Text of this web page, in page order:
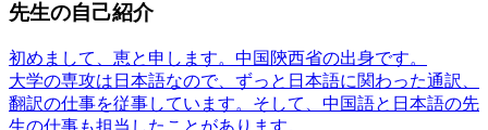
先生の自己紹介
初めまして、恵と申します。中国陝西省の出身です。
大学の専攻は日本語なので、ずっと日本語に関わった通訳、
翻訳の仕事を従事しています。そして、中国語と日本語の先
生の仕事も担当したことがあります。